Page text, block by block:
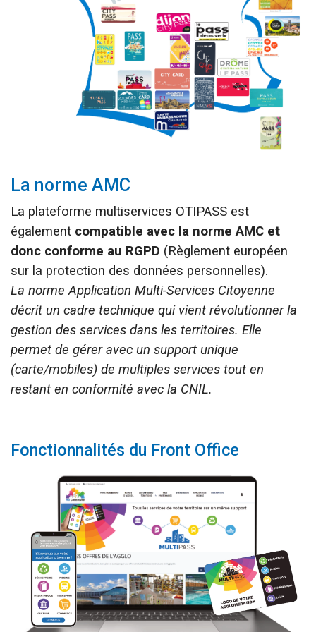
La norme AMC
La plateforme multiservices OTIPASS est
également compatible avec la norme AMC et
donc conforme au RGPD (Règlement européen
sur la protection des données personnelles).
La norme Application Multi-Services Citoyenne
décrit un cadre technique qui vient révolutionner la
gestion des services dans les territoires. Elle
permet de gérer avec un support unique
(carte/mobiles) de multiples services tout en
restant en conformité avec la CNIL.
Fonctionnalités du Front Office